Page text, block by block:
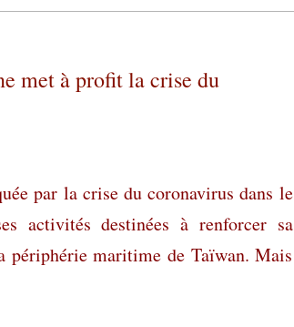
met à profit la crise du
par la crise du coronavirus dans le
activités destinées à renforcer sa
périphérie maritime de Taïwan. Mais